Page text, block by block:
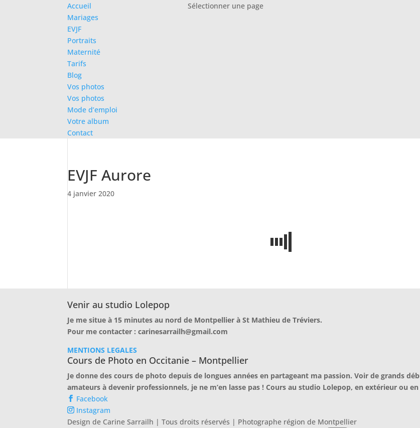
Accueil
Mariages
EVJF
Portraits
Maternité
Tarifs
Blog
Vos photos
Vos photos
Mode d’emploi
Votre album
Contact
Sélectionner une page
EVJF Aurore
4 janvier 2020
Venir au studio Lolepop
Je me situe à 15 minutes au nord de Montpellier à St Mathieu de Tréviers.
Pour me contacter : carinesarrailh@gmail.com
MENTIONS LEGALES
Cours de Photo en Occitanie – Montpellier
Je donne des cours de photo depuis de longues années en partageant ma passion. Voir de grands
amateurs à devenir professionnels, je ne m’en lasse pas ! Cours au studio Lolepop, en extérieur ou
Facebook
Instagram
Design de Carine Sarrailh | Tous droits réservés | Photographe région de Montpellier